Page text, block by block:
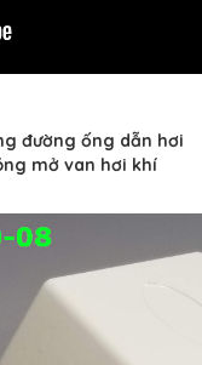
đường ống dẫn hơi
mở van hơi khí